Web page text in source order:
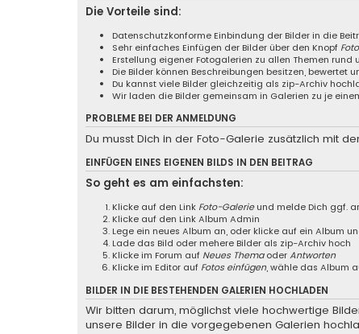
Die Vorteile sind:
Datenschutzkonforme Einbindung der Bilder in die
Sehr einfaches Einfügen der Bilder über den Knopf
Erstellung eigener Fotogalerien zu allen Themen rund
Die Bilder können Beschreibungen besitzen, bewertet
Du kannst viele Bilder gleichzeitig als zip-Archiv
Wir laden die Bilder gemeinsam in Galerien zu je
PROBLEME BEI DER ANMELDUNG
Du musst Dich in der Foto-Galerie zusätzlich mit
EINFÜGEN EINES EIGENEN BILDS IN DEN BEITRAG
So geht es am einfachsten:
Klicke auf den Link Foto-Galerieund melde Dich ggf.
Klicke auf den LinkAlbum Admin
Lege ein neues Album an, oder klicke auf ein Album
Lade das Bild oder mehere Bilder als zip-Archiv hoch
Klicke im Forum auf Neues ThemaoderAntworten
Klicke im Editor auf Fotos einfügen, wähle das Album
BILDER IN DIE BESTEHENDEN GALERIEN HOCHLADEN
Wir bitten darum, möglichst viele hochwertige
unsere Bilder in die vorgegebenen Galerien